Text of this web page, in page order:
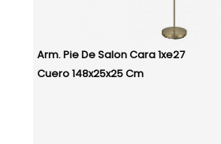
Arm. Pie De Salon Cara 1xe27
Cuero 148x25x25 Cm